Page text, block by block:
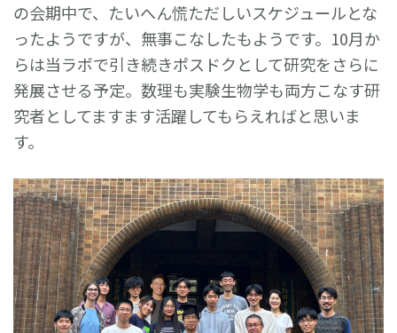
の会期中で、たいへん慌ただしいスケジュールとな
ったようですが、無事こなしたもようです。10月か
らは当ラボで引き続きポスドクとして研究をさらに
発展させる予定。数理も実験生物学も両方こなす研
究者としてますます活躍してもらえればと思いま
す。